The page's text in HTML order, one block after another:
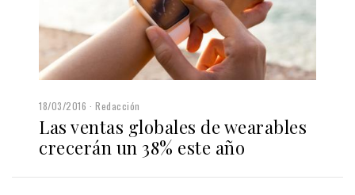
18/03/2016 Redacción
Las ventas globales de wearables
crecerán un 38% este año